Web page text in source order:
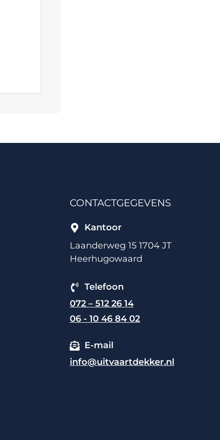
CONTACTGEGEVENS
Kantoor
Laanderweg 15 1704 JT
Heerhugowaard
Telefoon
072 – 512 26 14
06 - 10 46 84 02
E-mail
info@uitvaartdekker.nl